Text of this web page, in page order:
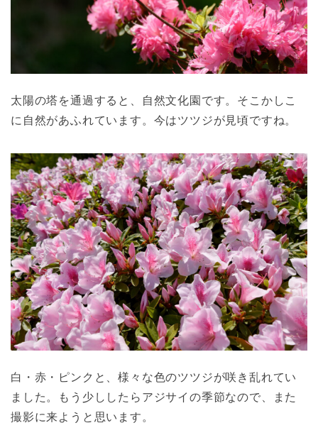
太陽の塔を通過すると、自然文化園です。そこかしこ
に自然があふれています。今はツツジが見頃ですね。
白・赤・ピンクと、様々な色のツツジが咲き乱れてい
ました。もう少ししたらアジサイの季節なので、また
撮影に来ようと思います。